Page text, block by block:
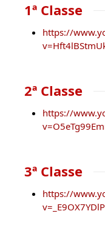
1ª Classe
https://
2ª Classe
https://
3ª Classe
https://